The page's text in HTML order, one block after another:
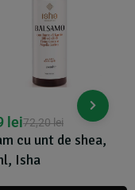
cu unt de shea,
Isha
72,20lei
lei